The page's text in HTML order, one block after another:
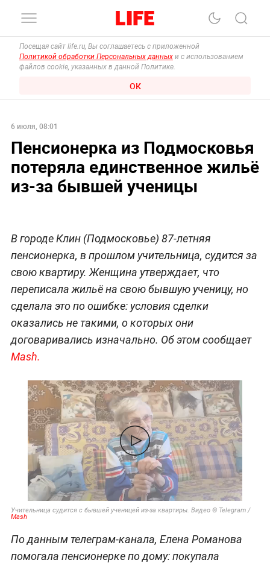
Посещая сайт life.ru, Вы соглашаетесь с приложенной
Политикой обработки Персональных данных и с использованием
файлов cookie, указанных в данной Политике.
ОК
6 июля, 08:01
Пенсионерка из Подмосковья
потеряла единственное жильё
из-за бывшей ученицы
В городе Клин (Подмосковье) 87-летняя
пенсионерка, в прошлом учительница, судится за
свою квартиру. Женщина утверждает, что
переписала жильё на свою бывшую ученицу, но
сделала это по ошибке: условия сделки
оказались не такими, о которых они
договаривались изначально. Об этом сообщает
Mash.
Учительница судится с бывшей ученицей из-за квартиры. Видео © Telegram /
Mash
По данным телеграм-канала, Елена Романова
помогала пенсионерке по дому: покупала